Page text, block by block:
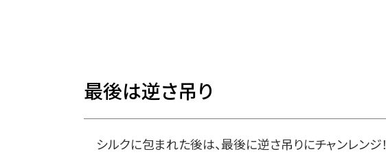
最後は逆さ吊り
シルクに包まれた後は、最後に逆さ吊りにチャンレンジ！